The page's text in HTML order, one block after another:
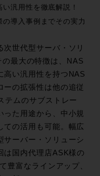
汎用性を徹底解説！
導入事例までその実力
世代型サーバ・ソリ
最大の特徴は、NAS
高い汎用性を持つNAS
ーの拡張性は他の追従
テムのサブストレー
った用途から、中小規
ての活用も可能。幅広
サーバー・ソリューシ
は国内代理店ASK様の
豊富なラインアップ、